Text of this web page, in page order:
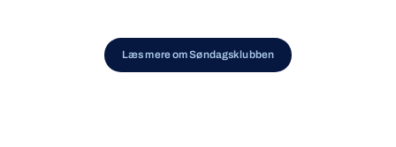
Læs mere om Søndagsklubben